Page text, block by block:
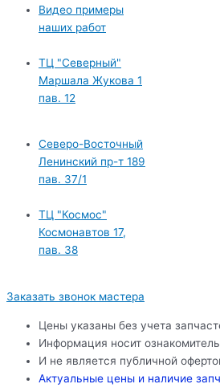
Видео примеры
наших работ
ТЦ "Северный"
Маршала Жукова 1
пав. 12
Северо-Восточный
Ленинский пр-т 189
пав. 37/1
ТЦ "Космос"
Космонавтов 17,
пав. 38
Заказать звонок мастера
Цены указаны без учета
Информация носит
И не является публичной
Актуальные цены и наличие